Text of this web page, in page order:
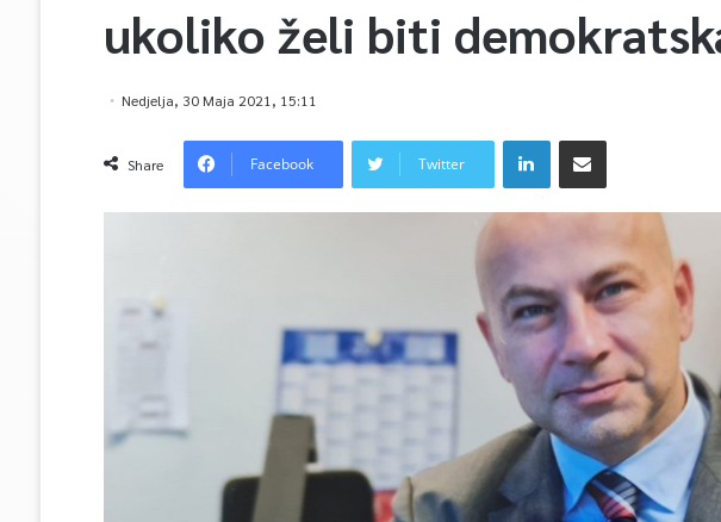
ukoliko želi biti
Nedjelja, 30 Maja 2021, 15:11
Share Facebook Twitter